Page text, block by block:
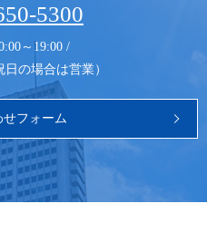
5300
～19:00 /
の場合は営業）
せフォーム